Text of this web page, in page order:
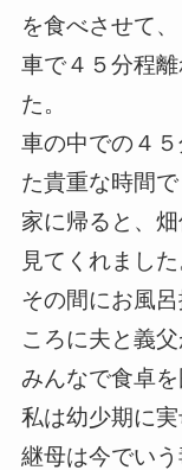
を食べさせて、
車で４５分程
た。
車の中での４
た貴重な時間で
家に帰ると、
見てくれました
その間にお風
ころに夫と義父
みんなで食卓を
私は幼少期に実
継母は今でい